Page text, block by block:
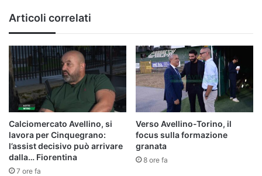
Articoli correlati
Calciomercato Avellino, si
lavora per Cinquegrano:
l’assist decisivo può arrivare
dalla… Fiorentina
7 ore fa
Verso Avellino-Torino, il
focus sulla formazione
granata
8 ore fa